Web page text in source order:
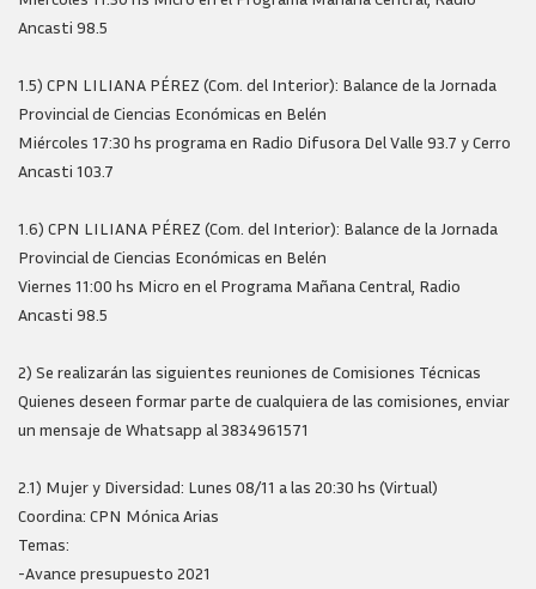
Ancasti 98.5
1.5) CPN LILIANA PÉREZ (Com. del Interior): Balance de la Jornada
Provincial de Ciencias Económicas en Belén
Miércoles 17:30 hs programa en Radio Difusora Del Valle 93.7 y Cerro
Ancasti 103.7
1.6) CPN LILIANA PÉREZ (Com. del Interior): Balance de la Jornada
Provincial de Ciencias Económicas en Belén
Viernes 11:00 hs Micro en el Programa Mañana Central, Radio
Ancasti 98.5
2) Se realizarán las siguientes reuniones de Comisiones Técnicas
Quienes deseen formar parte de cualquiera de las comisiones, enviar
un mensaje de Whatsapp al 3834961571
2.1) Mujer y Diversidad: Lunes 08/11 a las 20:30 hs (Virtual)
Coordina: CPN Mónica Arias
Temas:
-Avance presupuesto 2021